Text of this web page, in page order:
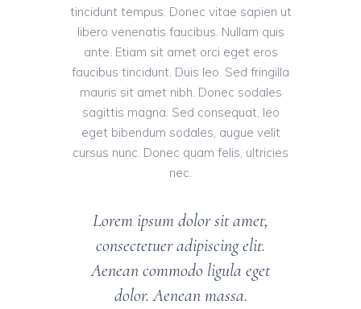
tincidunt tempus. Donec vitae sapien ut
libero venenatis faucibus. Nullam quis
ante. Etiam sit amet orci eget eros
faucibus tincidunt. Duis leo. Sed fringilla
mauris sit amet nibh. Donec sodales
sagittis magna. Sed consequat, leo
eget bibendum sodales, augue velit
cursus nunc. Donec quam felis, ultricies
nec.
Lorem ipsum dolor sit amet,
consectetuer adipiscing elit.
Aenean commodo ligula eget
dolor. Aenean massa.